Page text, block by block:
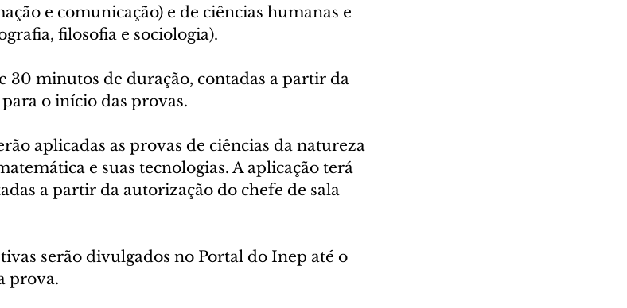
e comunicação) e de ciências humanas e
filosofia e sociologia).
30 minutos de duração, contadas a partir da
o início das provas.
aplicadas as provas de ciências da natureza
e suas tecnologias. A aplicação terá
a partir da autorização do chefe de sala
serão divulgados no Portal do Inep até o
prova.